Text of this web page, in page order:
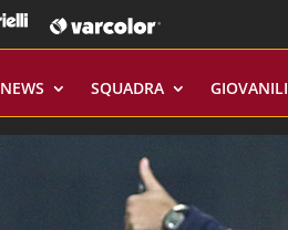
NEWS SQUADRA GIOVANILI